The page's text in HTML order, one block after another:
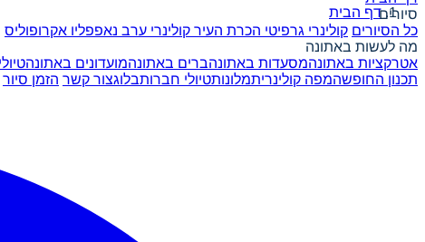
סיורים
כל הסיורים קולינרי גרפיטי הכרת העיר קולינרי ערב נאפפליו אקרופוליס
מה לעשות באתונה
אטרקציות באתונהמסעדות באתונהברים באתונהמועדונים באתונה
תכנון החופשהמפה קולינריתמלונותטיולי חברותבלוגצור קשר הזמן סיור
דף הבית